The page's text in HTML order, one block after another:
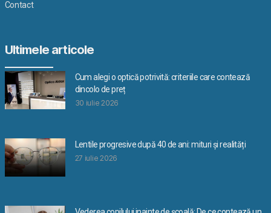
Contact
Ultimele articole
Cum alegi o optică potrivită: criteriile care contează
dincolo de preț
30 iulie 2026
Lentile progresive după 40 de ani: mituri și realități
27 iulie 2026